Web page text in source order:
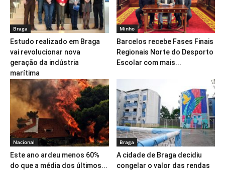
Braga
Estudo realizado em Braga
vai revolucionar nova
geração da indústria
marítima
Minho
Barcelos recebe Fases Finais
Regionais Norte do Desporto
Escolar com mais...
Nacional
Este ano ardeu menos 60%
do que a média dos últimos...
Braga
A cidade de Braga decidiu
congelar o valor das rendas